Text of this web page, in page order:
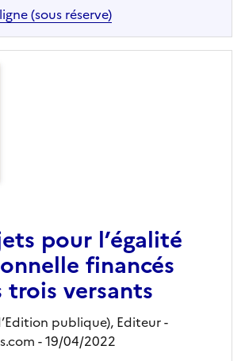
(sous réserve)
pour l’égalité
financés
trois versants
publique), Editeur-
- 19/04/2022